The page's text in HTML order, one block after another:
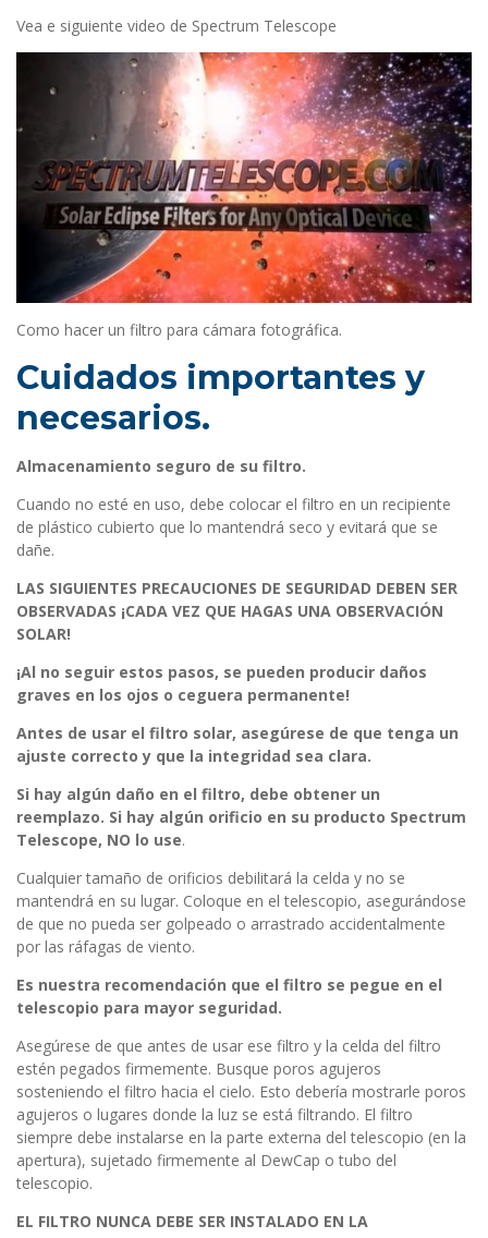
Vea e siguiente video de Spectrum Telescope
Como hacer un filtro para cámara fotográfica.
Cuidados importantes y
necesarios.
Almacenamiento seguro de su filtro.
Cuando no esté en uso, debe colocar el filtro en un recipiente
de plástico cubierto que lo mantendrá seco y evitará que se
dañe.
LAS SIGUIENTES PRECAUCIONES DE SEGURIDAD DEBEN SER
OBSERVADAS ¡CADA VEZ QUE HAGAS UNA OBSERVACIÓN
SOLAR!
¡Al no seguir estos pasos, se pueden producir daños
graves en los ojos o ceguera permanente!
Antes de usar el filtro solar, asegúrese de que tenga un
ajuste correcto y que la integridad sea clara.
Si hay algún daño en el filtro, debe obtener un
reemplazo. Si hay algún orificio en su producto Spectrum
Telescope, NO lo use.
Cualquier tamaño de orificios debilitará la celda y no se
mantendrá en su lugar. Coloque en el telescopio, asegurándose
de que no pueda ser golpeado o arrastrado accidentalmente
por las ráfagas de viento.
Es nuestra recomendación que el filtro se pegue en el
telescopio para mayor seguridad.
Asegúrese de que antes de usar ese filtro y la celda del filtro
estén pegados firmemente. Busque poros agujeros
sosteniendo el filtro hacia el cielo. Esto debería mostrarle poros
agujeros o lugares donde la luz se está filtrando. El filtro
siempre debe instalarse en la parte externa del telescopio (en la
apertura), sujetado firmemente al DewCap o tubo del
telescopio.
EL FILTRO NUNCA DEBE SER INSTALADO EN LA